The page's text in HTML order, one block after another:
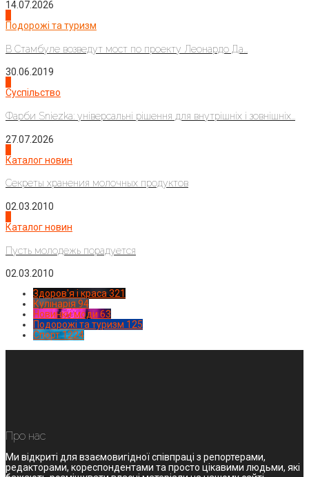
14.07.2026
Подорожі та туризм
В Стамбуле возведут мост по проекту Леонардо Да...
30.06.2019
Суспільство
Фарби Sniezka: універсальні рішення для внутрішніх і зовнішніх...
27.07.2026
Каталог новин
Секреты хранения молочных продуктов
02.03.2010
Каталог новин
Пусть молодежь порадуется
02.03.2010
Здоров'я і краса 321
Кулінарія 94
Новинки моди 63
Подорожі та туризм 125
Спорт1224
Про нас
Ми відкриті для взаємовигідної співпраці з репортерами,
редакторами, кореспондентами та просто цікавими людьми, які